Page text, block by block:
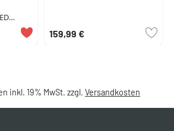
159,99 €
inkl. 19% MwSt. zzgl. Versandkosten